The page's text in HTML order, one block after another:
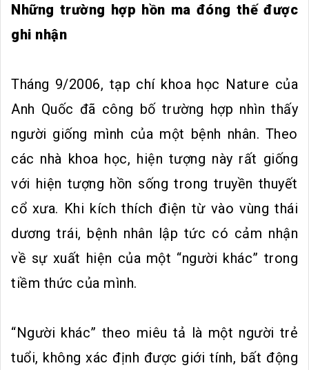
Những trường hợp hồn ma đóng thế được
ghi nhận
Tháng 9/2006, tạp chí khoa học Nature của
Anh Quốc đã công bố trường hợp nhìn thấy
người giống mình của một bệnh nhân. Theo
các nhà khoa học, hiện tượng này rất giống
với hiện tượng hồn sống trong truyền thuyết
cổ xưa. Khi kích thích điện từ vào vùng thái
dương trái, bệnh nhân lập tức có cảm nhận
về sự xuất hiện của một “người khác” trong
tiềm thức của mình.
“Người khác” theo miêu tả là một người trẻ
tuổi, không xác định được giới tính, bất động